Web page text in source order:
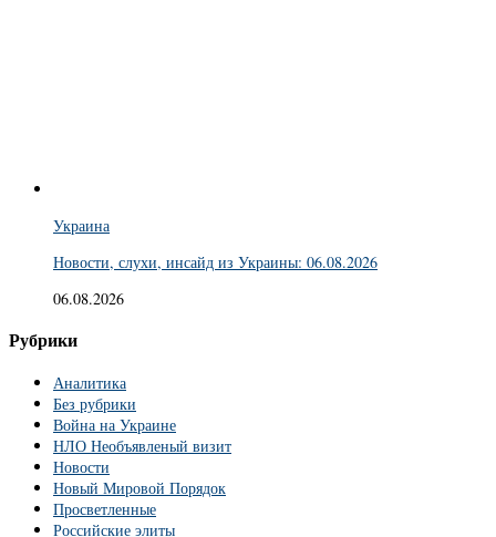
Украина
Новости, слухи, инсайд из Украины: 06.08.2026
06.08.2026
Рубрики
Аналитика
Без рубрики
Война на Украине
НЛО Необъявленый визит
Новости
Новый Мировой Порядок
Просветленные
Российские элиты